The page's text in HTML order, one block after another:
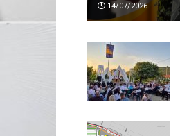
14/07/2026